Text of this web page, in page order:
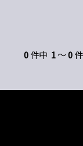
0件中 1～0件